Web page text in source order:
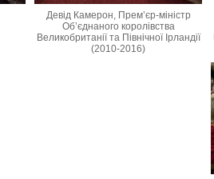
Девід Камерон, Прем’єр-міністр
Об’єднаного королівства
Великобританії та Північної Ірландії
(2010-2016)